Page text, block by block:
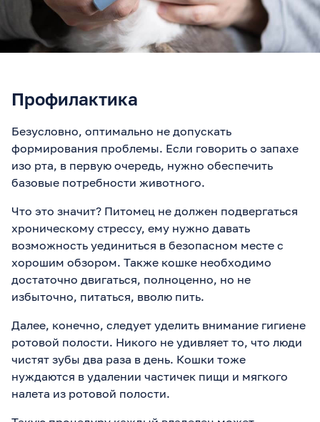
Профилактика
Безусловно, оптимально не допускать
формирования проблемы. Если говорить о запахе
изо рта, в первую очередь, нужно обеспечить
базовые потребности животного.
Что это значит? Питомец не должен подвергаться
хроническому стрессу, ему нужно давать
возможность уединиться в безопасном месте с
хорошим обзором. Также кошке необходимо
достаточно двигаться, полноценно, но не
избыточно, питаться, вволю пить.
Далее, конечно, следует уделить внимание гигиене
ротовой полости. Никого не удивляет то, что люди
чистят зубы два раза в день. Кошки тоже
нуждаются в удалении частичек пищи и мягкого
налета из ротовой полости.